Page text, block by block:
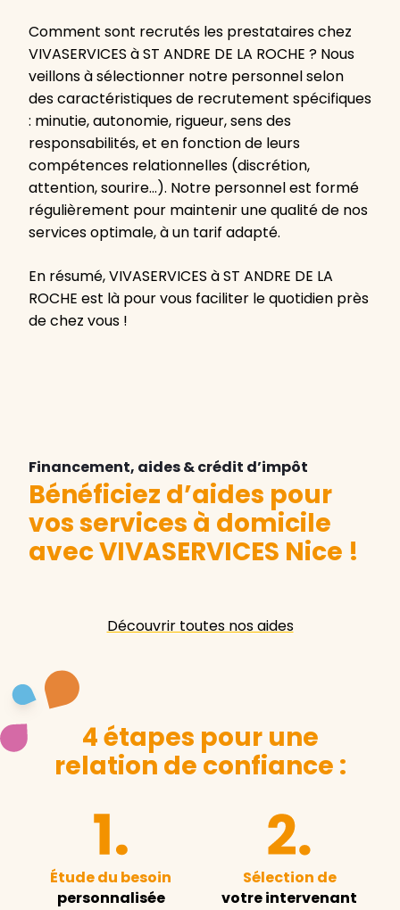
Comment sont recrutés les prestataires chez
VIVASERVICES à ST ANDRE DE LA ROCHE ? Nous
veillons à sélectionner notre personnel selon
des caractéristiques de recrutement spécifiques
: minutie, autonomie, rigueur, sens des
responsabilités, et en fonction de leurs
compétences relationnelles (discrétion,
attention, sourire…). Notre personnel est formé
régulièrement pour maintenir une qualité de nos
services optimale, à un tarif adapté.
En résumé, VIVASERVICES à ST ANDRE DE LA
ROCHE est là pour vous faciliter le quotidien près
de chez vous !
Financement, aides & crédit d’impôt
Bénéficiez d’aides pour
vos services à domicile
avec VIVASERVICES Nice !
Découvrir toutes nos aides
4 étapes pour une
relation de confiance :
Étude du besoin
personnalisée
Sélection de
votre intervenant